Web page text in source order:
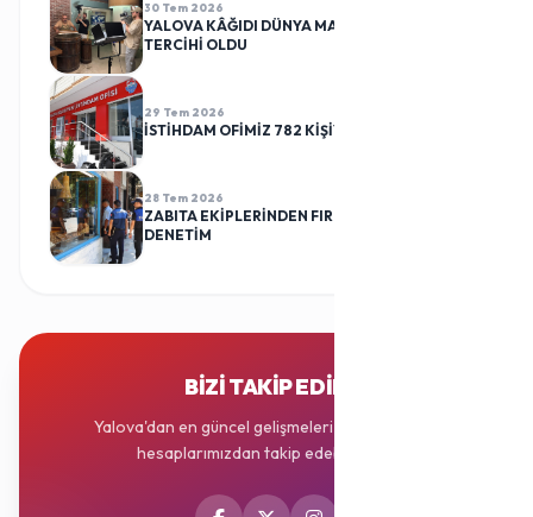
30 Tem 2026
YALOVA KÂĞIDI DÜNYA MARKALARININ
TERCİHİ OLDU
29 Tem 2026
İSTİHDAM OFİMİZ 782 KİŞİYİ İŞ SAHİBİ YAPTI
28 Tem 2026
ZABITA EKİPLERİNDEN FIRINLARA RUTİN
DENETİM
BIZI TAKIP EDIN
Yalova'dan en güncel gelişmeleri sosyal medya
hesaplarımızdan takip edebilirsiniz.